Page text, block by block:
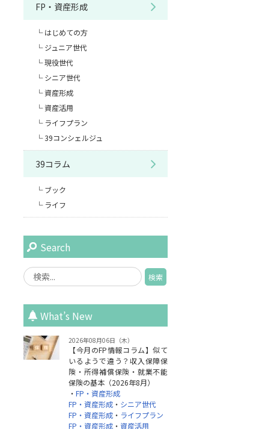
FP・資産形成
はじめての方
ジュニア世代
現役世代
シニア世代
資産形成
資産活用
ライフプラン
39コンシェルジュ
39コラム
ブック
ライフ
Search
What’s New
2026年08月06日（木）
【今月のFP情報コラム】似て
いるようで違う？収入保障保
険・所得補償保険・就業不能
保険の基本（2026年8月）
・ FP・資産形成
FP・資産形成 ・ シニア世代
FP・資産形成 ・ ライフプラン
FP・資産形成 ・ 資産活用